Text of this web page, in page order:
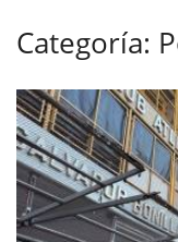
Categoría: